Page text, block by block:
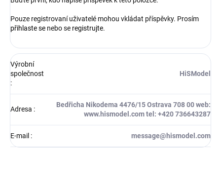
Pouze registrovaní uživatelé mohou vkládat příspěvky. Prosím
přihlaste se nebo se registrujte.
Výrobní
společnost
:
HiSModel
Adresa :
Bedřicha Nikodema 4476/15 Ostrava 708 00 web:
www.hismodel.com tel: +420 736643287
E-mail : message@hismodel.com